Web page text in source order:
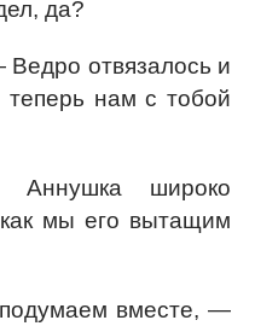
да?
отвязалось и
нам с тобой
широко
мы его вытащим
вместе, —